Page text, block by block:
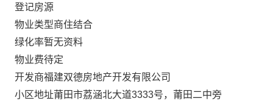
登记房源
物业类型商住结合
绿化率暂无资料
物业费待定
开发商福建双德房地产开发有限公司
小区地址莆田市荔涵北大道3333号，莆田二中旁